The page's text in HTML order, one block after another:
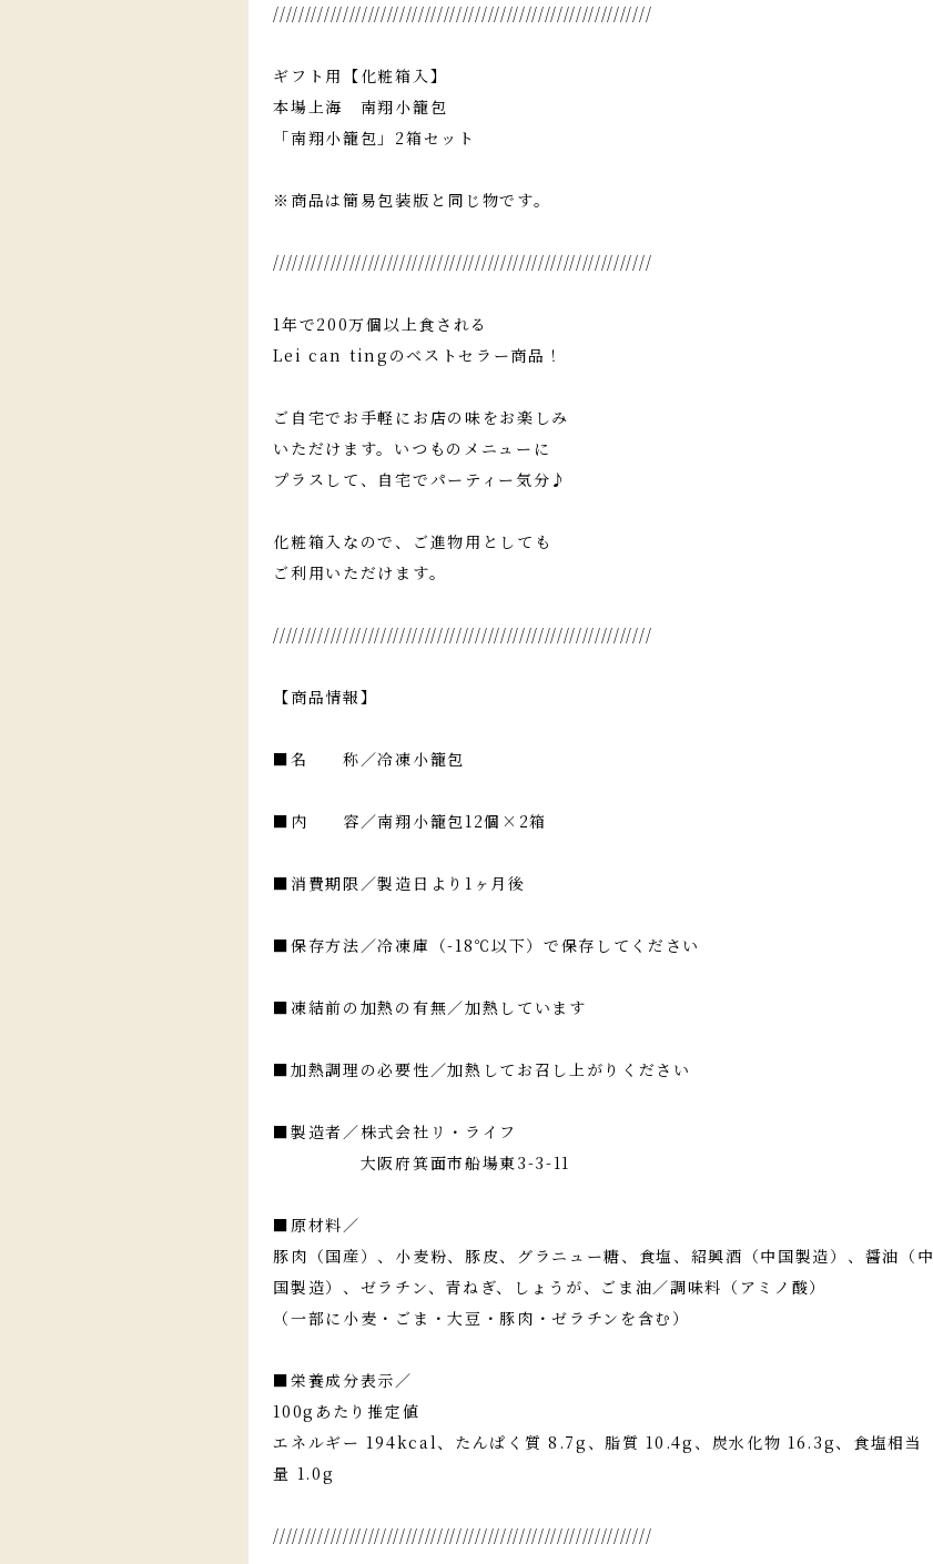
////////////////////////////////////////////////////////////
ギフト用【化粧箱入】
本場上海 南翔小籠包
「南翔小籠包」2箱セット
※商品は簡易包装版と同じ物です。
////////////////////////////////////////////////////////////
1年で200万個以上食される
Lei can tingのベストセラー商品！
ご自宅でお手軽にお店の味をお楽しみ
いただけます。いつものメニューに
プラスして、自宅でパーティー気分♪
化粧箱入なので、ご進物用としても
ご利用いただけます。
////////////////////////////////////////////////////////////
【商品情報】
■名 称／冷凍小籠包
■内 容／南翔小籠包12個×2箱
■消費期限／製造日より1ヶ月後
■保存方法／冷凍庫（-18℃以下）で保存してください
■凍結前の加熱の有無／加熱しています
■加熱調理の必要性／加熱してお召し上がりください
■製造者／株式会社リ・ライフ
大阪府箕面市船場東3-3-11
■原材料／
豚肉（国産）、小麦粉、豚皮、グラニュー糖、食塩、紹興酒（中国製造）、醤油（中
国製造）、ゼラチン、青ねぎ、しょうが、ごま油／調味料（アミノ酸）
（一部に小麦・ごま・大豆・豚肉・ゼラチンを含む）
■栄養成分表示／
100gあたり推定値
エネルギー 194kcal、たんぱく質 8.7g、脂質 10.4g、炭水化物 16.3g、食塩相当
量 1.0g
////////////////////////////////////////////////////////////